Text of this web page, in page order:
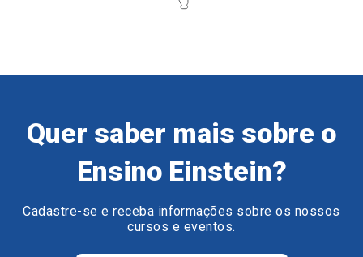
Quer saber mais sobre o
Ensino Einstein?
Cadastre-se e receba informações sobre os nossos
cursos e eventos.